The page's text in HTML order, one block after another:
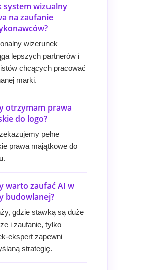
system wizualny
na zaufanie
wizerunek
lepszych partnerów i
chcących pracować
marki.
otrzymam prawa
do logo?
pełne
prawa majątkowe do
warto zaufać AI w
budowlanej?
gdzie stawką są duże
i zaufanie, tylko
ekspert zapewni
strategię.